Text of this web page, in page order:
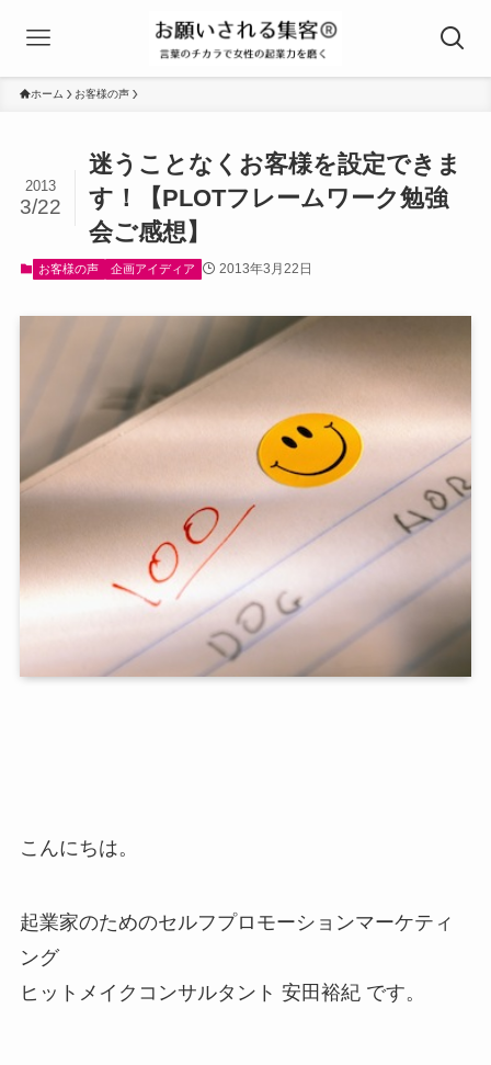
ホーム お客様の声
迷うことなくお客様を設定できま
す！【PLOTフレームワーク勉強
会ご感想】
2013
3/22
お客様の声 企画アイディア 2013年3月22日
こんにちは。
起業家のためのセルフプロモーションマーケティ
ング
ヒットメイクコンサルタント 安田裕紀 です。